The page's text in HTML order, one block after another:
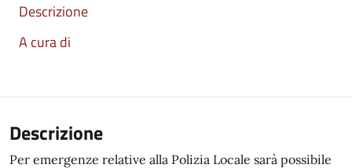
Descrizione
A cura di
Descrizione
Per emergenze relative alla Polizia Locale sarà possibile